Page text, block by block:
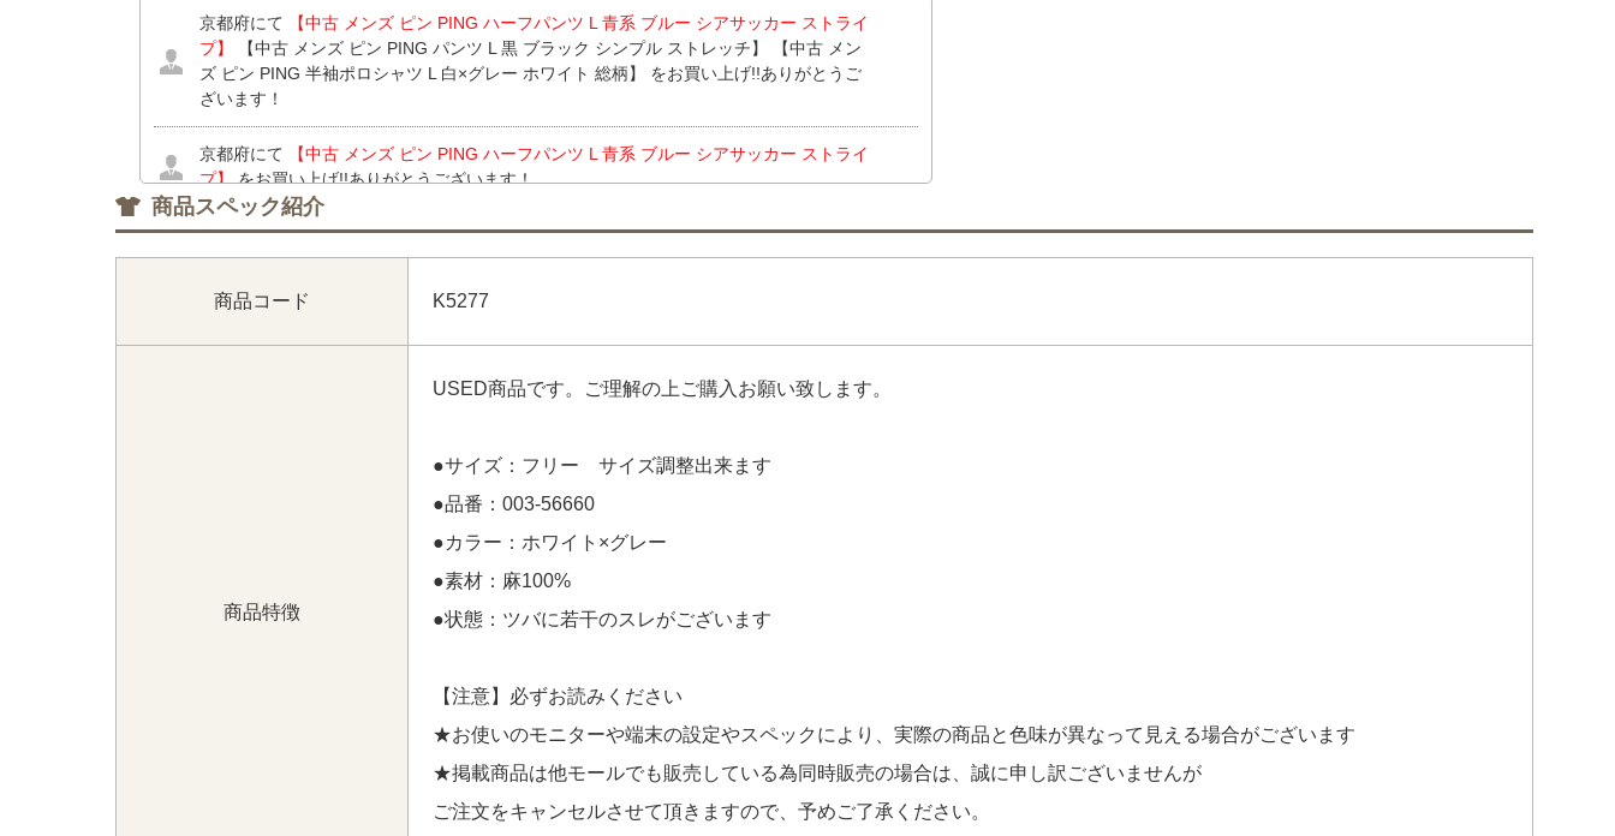
京都府にて 【中古 メンズ ピン PING ハーフパンツ L 青系 ブルー シアサッカー ストライ
プ】
【中古 メンズ ピン PING パンツ L 黒 ブラック シンプル ストレッチ】 【中古 メン
ズ ピン PING 半袖ポロシャツ L 白×グレー ホワイト 総柄】 をお買い上げ!!ありがとうご
ざいます！
京都府にて 【中古 メンズ ピン PING ハーフパンツ L 青系 ブルー シアサッカー ストライ
プ】をお買い上げ!!ありがとうございます！
愛知県にて【中古 レディース アディダスゴルフ adidas GOLF セットアップ S 黒 ブラッ
ク 半袖モックネックシャツ×スカート】【中古 レディース デサントゴルフ DESCENTE
ピージーゴルフ CPG GOLF スカート 1(S) 白 ホワイト 軽量 ストレッチ】 【中古 レディ
サイズ違い】 【中古 レディース デサントゴルフ DESCENTE GOLF スカート SS 紺×青
商品スペック紹介
商品コード K5277
商品特徴
USED商品です。ご理解の上ご購入お願い致します。
●サイズ：フリー サイズ調整出来ます
●品番：003-56660
●カラー：ホワイト×グレー
●素材：麻100%
●状態：ツバに若干のスレがございます
【注意】必ずお読みください
★お使いのモニターや端末の設定やスペックにより、実際の商品と色味が異なって見える場合がございます
★掲載商品は他モールでも販売している為同時販売の場合は、誠に申し訳ございませんが
ご注文をキャンセルさせて頂きますので、予めご了承ください。